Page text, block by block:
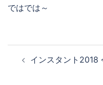
ではでは～
インスタント2018